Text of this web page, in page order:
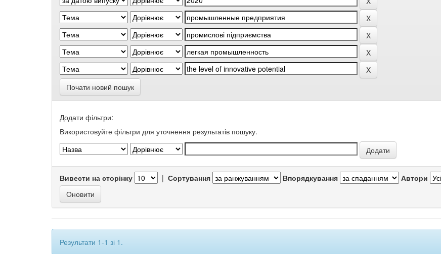
Почати новий пошук
Додати фільтри:
Використовуйте фільтри для уточнення результатів пошуку.
Вивести на сторінку | Сортування Впорядкування Автори
Результати 1-1 зі 1.